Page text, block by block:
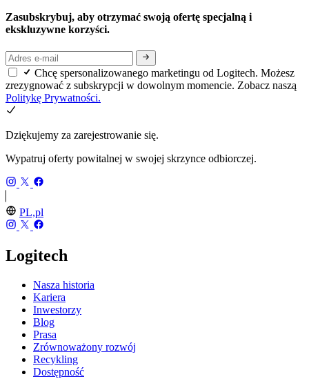
Zasubskrybuj, aby otrzymać swoją ofertę specjalną i
ekskluzywne korzyści.
Chcę spersonalizowanego marketingu od Logitech. Możesz
zrezygnować z subskrypcji w dowolnym momencie. Zobacz naszą
Politykę Prywatności.
Dziękujemy za zarejestrowanie się.
Wypatruj oferty powitalnej w swojej skrzynce odbiorczej.
PL,pl
Logitech
Nasza historia
Kariera
Inwestorzy
Blog
Prasa
Zrównoważony rozwój
Recykling
Dostępność